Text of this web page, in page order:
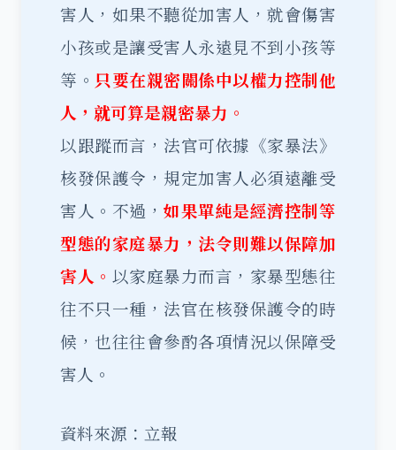
害人，如果不聽從加害人，就會傷害
小孩或是讓受害人永遠見不到小孩等
等。 只要在親密關係中以權力控制他
人，就可算是親密暴力。
以跟蹤而言，法官可依據《家暴法》
核發保護令 ，規定加害人必須遠離受
害人。不過，如果單純是經濟控制等
型態的家庭暴力，法令則難以保障加
害人。 以家庭暴力而言，家暴型態往
往不只一種，法官在核發保護令的時
候，也往往會參酌各項情況以保障受
害人。
資料來源：立報